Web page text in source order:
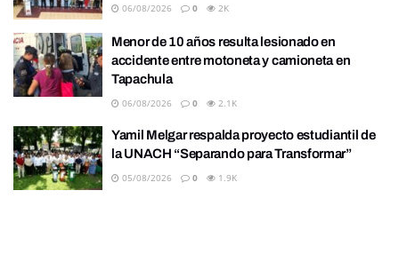
06/08/2026 0 2K
Menor de 10 años resulta lesionado en
accidente entre motoneta y camioneta en
Tapachula
06/08/2026 0 2.1K
Yamil Melgar respalda proyecto estudiantil de
la UNACH “Separando para Transformar”
05/08/2026 0 1.9K